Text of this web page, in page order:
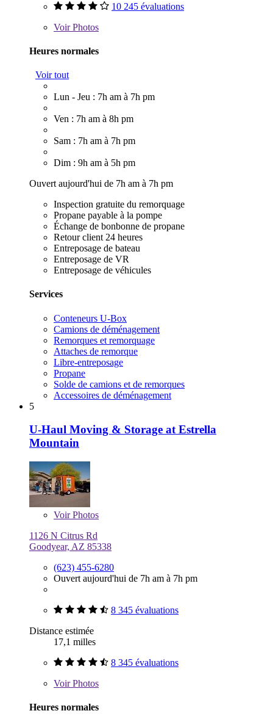
10 245 évaluations
VoirPhotos
Heures normales
Voir tout
Lun - Jeu : 7h am à 7h pm
Ven : 7h am à 8h pm
Sam : 7h am à 7h pm
Dim : 9h am à 5h pm
Ouvert aujourd'hui de 7h am à 7h pm
Inspection gratuite du remorquage
Propane payable à la pompe
Échange de bonbonne de propane
Retour client 24 heures
Entreposage de bateau
Entreposage de VR
Entreposage de véhicules
Services
Conteneurs U-Box
Camions de déménagement
Remorques et remorquage
Attaches de remorque
Libre-entreposage
Propane
Solde de camions et de remorques
Accessoires de déménagement
5
U-Haul Moving & Storage at Estrella
Mountain
VoirPhotos
1126 N Citrus Rd
Goodyear, AZ 85338
(623) 455-6280
Ouvert aujourd'hui de 7h am à 7h pm
8 345 évaluations
Distance estimée
17,1 milles
8 345 évaluations
VoirPhotos
Heures normales